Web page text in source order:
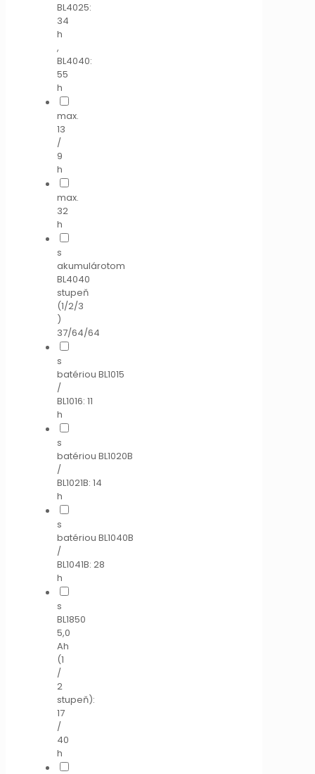
BL4025:
34
h
,
BL4040:
55
h
max.
13
/
9
h
max.
32
h
s
akumulárotom
BL4040
stupeň
(1/2/3
)
37/64/64
s
batériou BL1015
/
BL1016: 11
h
s
batériou BL1020B
/
BL1021B: 14
h
s
batériou BL1040B
/
BL1041B: 28
h
s
BL1850
5,0
Ah
(1
/
2
stupeň):
17
/
40
h